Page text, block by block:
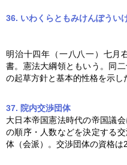
36. いわくらともみけんぽうい
明治十四年（一八八一）七月
書。憲法大綱領ともいう。同
の起草方針と基本的性格を示し
37. 院内交渉団体
大日本帝国憲法時代の帝国議
の順序・人数などを決定する
体（会派）。交渉団体の資格は